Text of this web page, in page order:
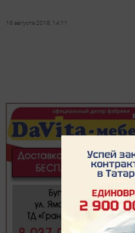
16 августа 2018, 14:11